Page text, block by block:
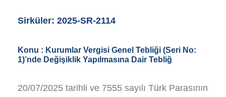
Sirküler: 2025-SR-2114
Konu : Kurumlar Vergisi Genel Tebliği (Seri No:
1)’nde Değişiklik Yapılmasına Dair Tebliğ
20/07/2025 tarihli ve 7555 sayılı Türk Parasının